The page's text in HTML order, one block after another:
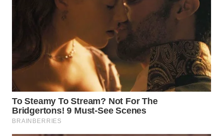
SAMOSIR
PADANG
LAWAS
WN
SUMEDANG